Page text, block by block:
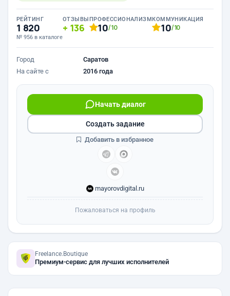
РЕЙТИНГ
1 820
№ 956 в каталоге
ОТЗЫВЫ
136
ПРОФЕССИОНАЛИЗМ
10/10
КОММУНИКАЦИЯ
10/10
Город
Саратов
На сайте с
2016 года
Начать диалог
mayorovdigital.ru
Создать задание
Добавить в избранное
Пожаловаться на профиль
Freelance.Boutique
Премиум-сервис для лучших исполнителей